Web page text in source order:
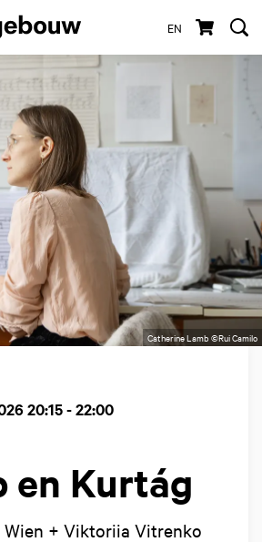
EN
Catherine Lamb ©Rui Camilo
en Kurtág
Wien + Viktoriia Vitrenko
20:15 - 22:00